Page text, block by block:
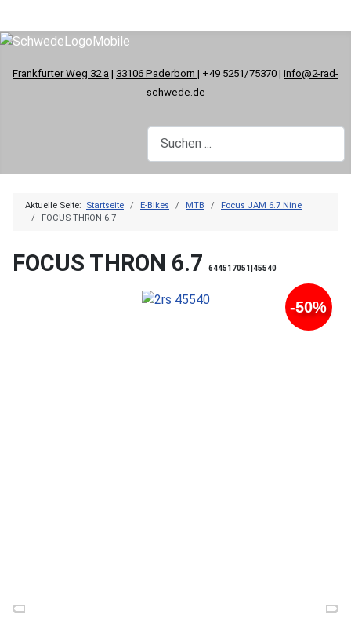
Frankfurter Weg 32 a | 33106 Paderborn | +49 5251/75370 | info@2-rad-
schwede.de
Aktuelle Seite: Startseite E-Bikes MTB
Focus JAM 6.7 Nine
FOCUS THRON 6.7
FOCUS THRON 6.7 644517051|45540
-50%